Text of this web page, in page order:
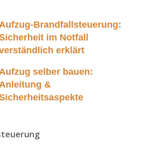
Aufzug-Brandfallsteuerung:
im Notfall
erklärt
selber bauen:
&